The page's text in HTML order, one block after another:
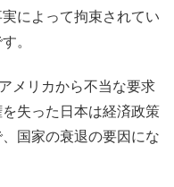
によって拘束されてい
。
メリカから不当な要求
失った日本は経済政策
国家の衰退の要因にな